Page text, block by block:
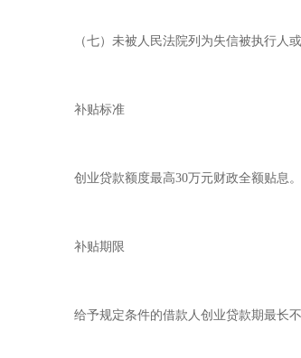
（七）未被人民法院列为失信被执行人
补贴标准
创业贷款额度最高30万元财政全额贴息。
补贴期限
给予规定条件的借款人创业贷款期最长不